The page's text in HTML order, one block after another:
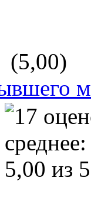
(5,00)